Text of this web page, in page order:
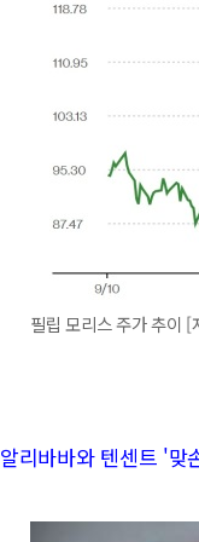
필립 모리스 주가 추이 [
알리바바와 텐센트 '